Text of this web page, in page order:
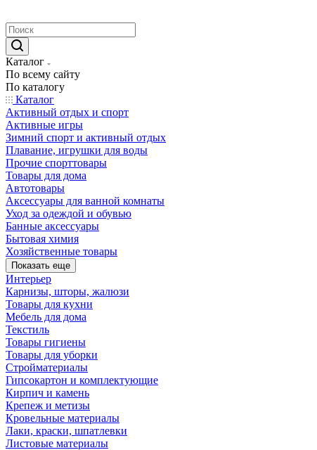
Каталог
По всему сайту
По каталогу
Каталог
Активный отдых и спорт
Активные игры
Зимний спорт и активный отдых
Плавание, игрушки для воды
Прочие спорттовары
Товары для дома
Автотовары
Аксессуары для ванной комнаты
Уход за одеждой и обувью
Банные аксессуары
Бытовая химия
Хозяйственные товары
Показать еще
Интерьер
Карнизы, шторы, жалюзи
Товары для кухни
Мебель для дома
Текстиль
Товары гигиены
Товары для уборки
Стройматериалы
Гипсокартон и комплектующие
Кирпич и камень
Крепеж и метизы
Кровельные материалы
Лаки, краски, шпатлевки
Листовые материалы